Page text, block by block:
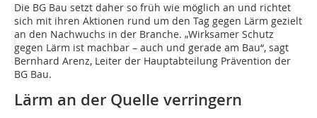
Die BG Bau setzt daher so früh wie möglich an und richtet
sich mit ihren Aktionen rund um den Tag gegen Lärm gezielt
an den Nachwuchs in der Branche. „Wirksamer Schutz
gegen Lärm ist machbar – auch und gerade am Bau“, sagt
Bernhard Arenz, Leiter der Hauptabteilung Prävention der
BG Bau.
Lärm an der Quelle verringern